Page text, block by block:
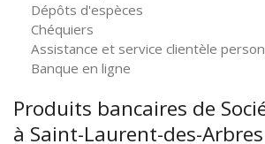
Dépôts d'espèces
Chéquiers
Assistance et service clientèle
Banque en ligne
Produits bancaires de
à Saint-Laurent-des-Arbres